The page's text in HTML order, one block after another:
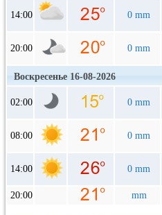
14:00 0 mm
20:00 0 mm
Воскресенье 16-08-2026
02:00 0 mm
08:00 0 mm
14:00 0 mm
20:00 mm